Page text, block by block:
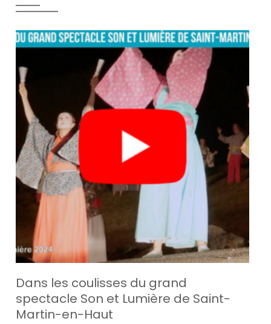
Dans les coulisses du grand
spectacle Son et Lumière de Saint-
Martin-en-Haut